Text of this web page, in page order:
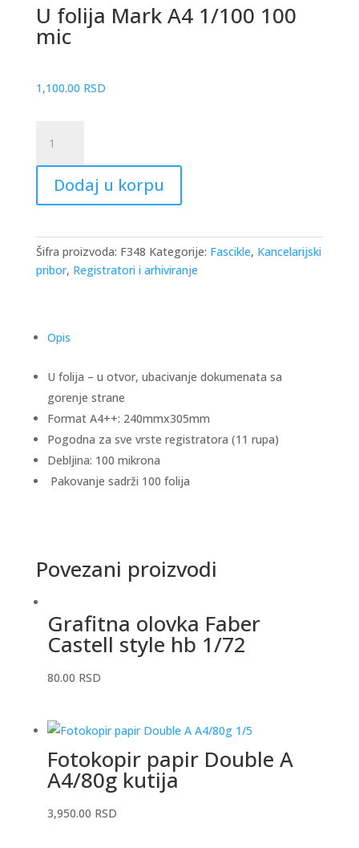
U folija Mark A4 1/100 100
mic
1,100.00 RSD
folija
Mark
1/100
mic
količina
Dodaj u korpu
Šifra proizvoda: F348 Kategorije: Fascikle, Kancelarijski
pribor, Registratori i arhiviranje
Opis
U folija – u otvor, ubacivanje dokumenata sa
gorenje strane
Format A4++: 240mmx305mm
Pogodna za sve vrste registratora (11 rupa)
Debljina: 100 mikrona
Pakovanje sadrži 100 folija
Povezani proizvodi
Grafitna olovka Faber
Castell style hb 1/72
80.00 RSD
Fotokopir papir Double A
A4/80g kutija
3,950.00 RSD